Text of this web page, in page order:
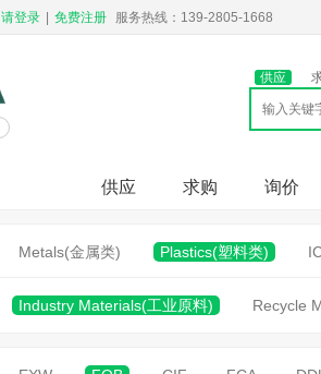
请登录 免费注册 服务热线：139-2805-1668
供应
供应 求购 询价
Metals(金属类) Plastics(塑料类)
Industry Materials(工业原料) Recycle